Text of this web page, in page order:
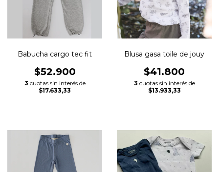
Babucha cargo tec fit
$52.900
3 cuotas sin interés de
$17.633,33
Blusa gasa toile de jouy
$41.800
3 cuotas sin interés de
$13.933,33